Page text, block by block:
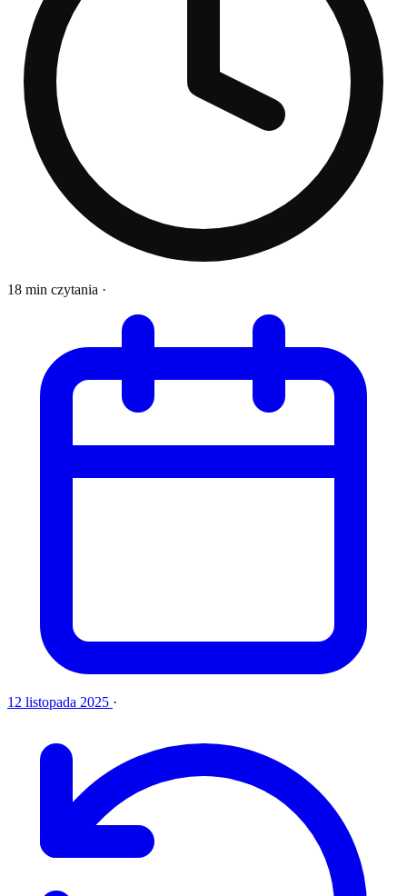
18 min czytania ·
12 listopada 2025 ·